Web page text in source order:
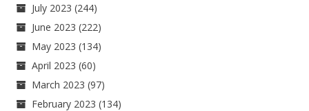
July 2023 (244)
June 2023 (222)
May 2023 (134)
April 2023 (60)
March 2023 (97)
February 2023 (134)